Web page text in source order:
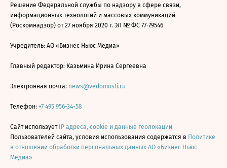
Решение Федеральной службы по надзору в сфере связи,
информационных технологий и массовых коммуникаций
(Роскомнадзор) от 27 ноября 2020 г. ЭЛ № ФС 77-79546
Учредитель: АО «Бизнес Ньюс Медиа»
Главный редактор: Казьмина Ирина Сергеевна
Электронная почта: news@vedomosti.ru
Телефон: +7 495 956-34-58
Сайт использует IP адреса, cookie и данные геолокации
Пользователей сайта, условия использования содержатся в Политике
в отношении обработки персональных данных АО «Бизнес Ньюс
Медиа»